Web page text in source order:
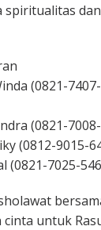
(0821-
(0821-
(0812-9015-
(0821-7025-
untuk